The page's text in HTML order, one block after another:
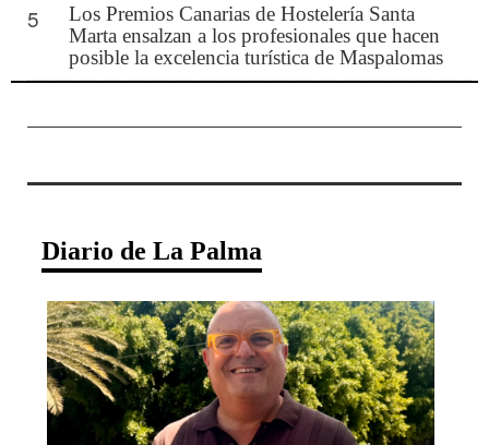
5
Los Premios Canarias de Hostelería Santa
Marta ensalzan a los profesionales que hacen
posible la excelencia turística de Maspalomas
Diario de La Palma